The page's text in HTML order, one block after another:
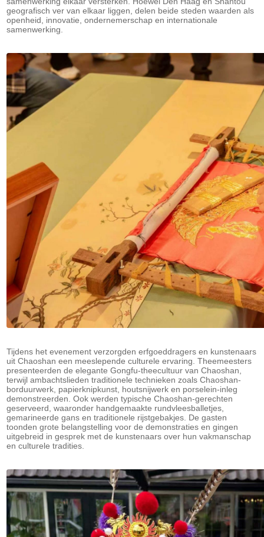
geografisch ver van elkaar liggen, delen beide steden waarden als
openheid, innovatie, ondernemerschap en internationale
samenwerking.
Tijdens het evenement verzorgden erfgoeddragers en kunstenaars
uit Chaoshan een meeslepende culturele ervaring. Theemeesters
presenteerden de elegante Gongfu-theecultuur van Chaoshan,
terwijl ambachtslieden traditionele technieken zoals Chaoshan-
borduurwerk, papierknipkunst, houtsnijwerk en porselein-inleg
demonstreerden. Ook werden typische Chaoshan-gerechten
geserveerd, waaronder handgemaakte rundvleesballetjes,
gemarineerde gans en traditionele rijstgebakjes. De gasten
toonden grote belangstelling voor de demonstraties en gingen
uitgebreid in gesprek met de kunstenaars over hun vakmanschap
en culturele tradities.